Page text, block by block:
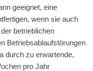
geeignet, eine
wenn sie auch
betrieblichen
Betriebsablaufstörungen
durch zu erwartende,
pro Jahr